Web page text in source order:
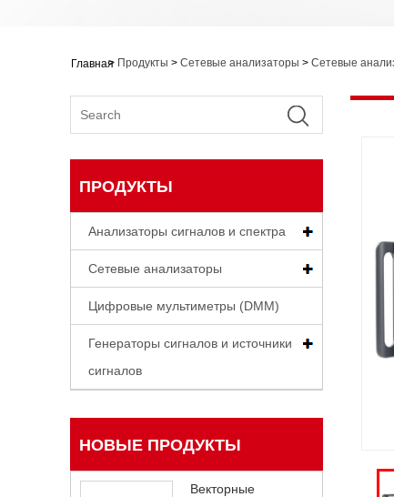
Главная
> Продукты > Сетевые анализаторы > Сетевые
ПРОДУКТЫ
Анализаторы сигналов и спектра
Сетевые анализаторы
Цифровые мультиметры (DMM)
Генераторы сигналов и источники
сигналов
НОВЫЕ ПРОДУКТЫ
Векторные